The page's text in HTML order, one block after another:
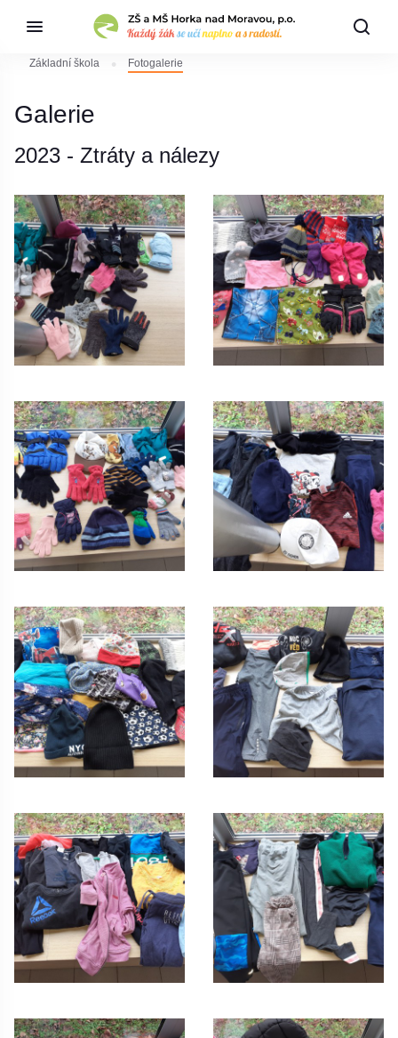
Základní škola Fotogalerie
Galerie
2023 - Ztráty a nálezy